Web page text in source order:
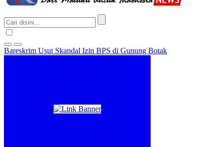
Bareskrim Usut Skandal Izin BPS di Gunung Botak